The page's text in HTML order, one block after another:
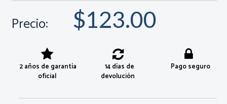
Precio: $123.00
2 años de garantía
oficial
14 días de
devolución
Pago seguro